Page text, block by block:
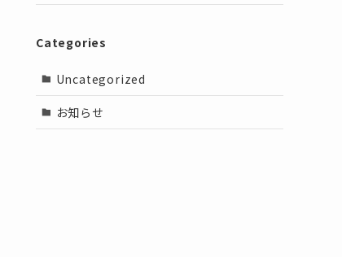
Categories
Uncategorized
お知らせ